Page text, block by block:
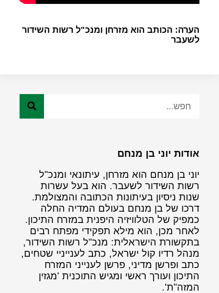
הערה: הכותב הוא מזרחן ומנכ"ל רשות השידור
לשעבר
אודות יוני בן מנחם
יוני בן מנחם הוא מזרחן, עיתונאי ומנכ"ל
רשות השידור לשעבר. הוא בעל עשרות
שנות ניסיון בעיתונות הכתובה והמצולמת.
דרכו של בן מנחם בעולם המדיה החלה
כמפיק של הטלוויזיה היפנית במזרח התיכון.
לאחר מכן, הוא מילא תפקידי מפתח רבים
בתקשורת הישראלית: מנכ"ל רשות השידור,
מנהל רדיו קול ישראל, כתב לענייניי שטחים,
כתב ופרשן מדיני, פרשן לענייני המזרח
התיכון ועורך ראשי ומגיש התוכנית 'מגזין
המזה"ת'.